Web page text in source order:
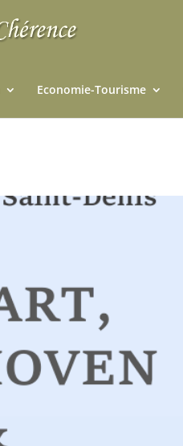
Economie-Tourisme